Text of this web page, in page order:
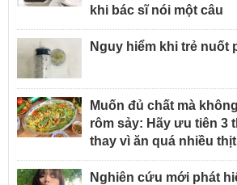
khi bác sĩ nói một câu
Nguy hiểm khi trẻ nuốt
Muốn đủ chất mà
rôm sảy: Hãy ưu tiên 3
thay vì ăn quá nhiều
Nghiên cứu mới phát